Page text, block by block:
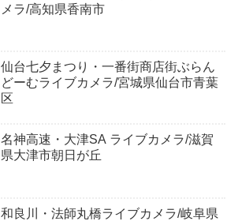
メラ/高知県香南市
仙台七夕まつり・一番街商店街ぶらん
どーむライブカメラ/宮城県仙台市青葉
区
名神高速・大津SA ライブカメラ/滋賀
県大津市朝日が丘
和良川・法師丸橋ライブカメラ/岐阜県